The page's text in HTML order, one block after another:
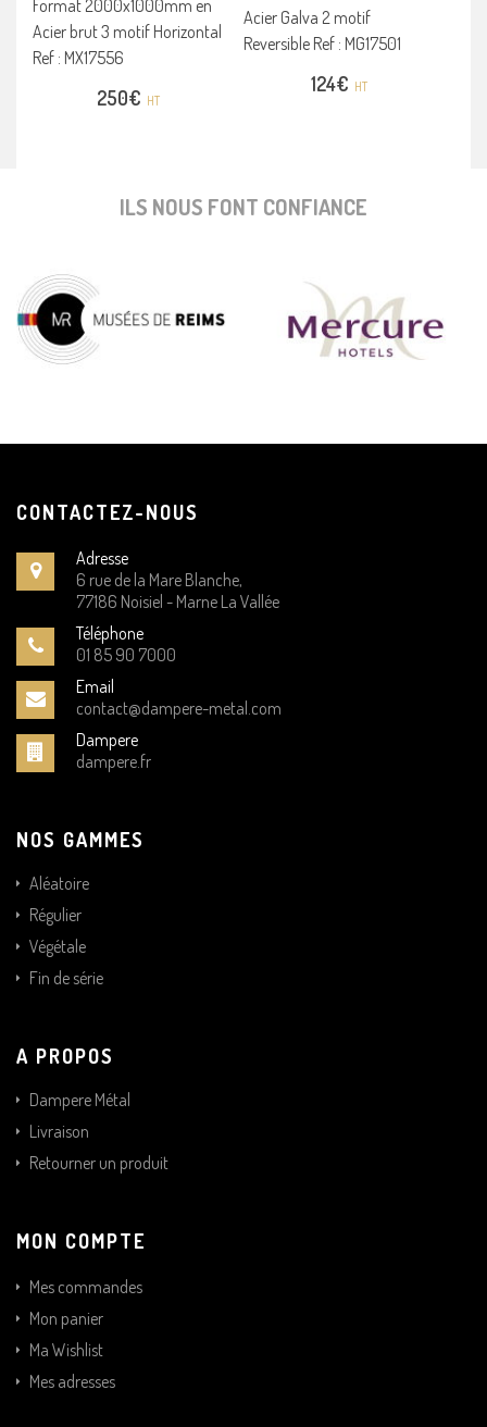
Format 2000x1000mm en
Acier brut 3 motif Horizontal
Ref : MX17556
250€ HT
Acier Galva 2 motif
Reversible Ref : MG17501
124€ HT
ILS NOUS FONT CONFIANCE
CONTACTEZ-NOUS
Adresse
6 rue de la Mare Blanche,
77186 Noisiel - Marne La Vallée
Téléphone
01 85 90 7000
Email
contact@dampere-metal.com
Dampere
dampere.fr
NOS GAMMES
Aléatoire
Régulier
Végétale
Fin de série
A PROPOS
Dampere Métal
Livraison
Retourner un produit
MON COMPTE
Mes commandes
Mon panier
Ma Wishlist
Mes adresses